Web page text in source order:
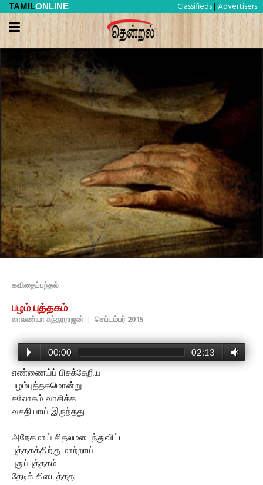
TAMILONLINE Classifieds | Advertisers
கவிதைப்பந்தல்
பழம் புத்தகம்
லாவண்யா சுந்தரராஜன் | செப்டம்பர் 2015
00:00 02:13
எண்ணைய்ப் பிசுக்கேறிய
பழம்புத்தகமொன்று
சுலோகம் வாசிக்க
வசதியாய் இருந்தது
அநேகமாய் சிதலமடைந்துவிட்ட
புத்தகத்திற்கு மாற்றாய்
புதுப்புத்தகம்
தேடிக் கிடைத்தது